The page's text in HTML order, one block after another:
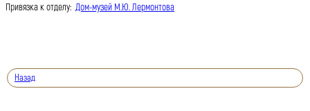
Привязка к отделу: Дом-музей М.Ю. Лермонтова
Назад